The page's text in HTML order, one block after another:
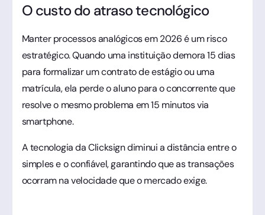
O custo do atraso tecnológico
Manter processos analógicos em 2026 é um risco
estratégico. Quando uma instituição demora 15 dias
para formalizar um contrato de estágio ou uma
matrícula, ela perde o aluno para o concorrente que
resolve o mesmo problema em 15 minutos via
smartphone.
A tecnologia da Clicksign diminui a distância entre o
simples e o confiável, garantindo que as transações
ocorram na velocidade que o mercado exige.